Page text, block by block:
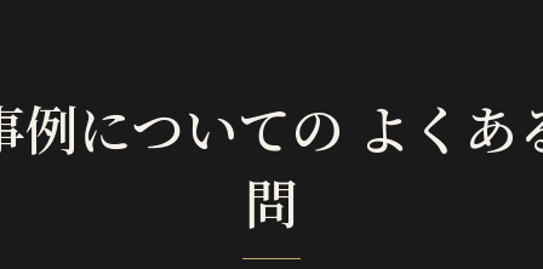
例についての よくあ
問